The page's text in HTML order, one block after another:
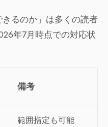
きるのか」は多くの読者
年7月時点での対応状
備考
範囲指定も可能